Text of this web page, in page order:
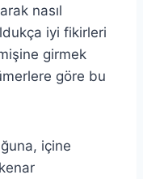
nasıl
iyi fikirleri
girmek
göre bu
içine